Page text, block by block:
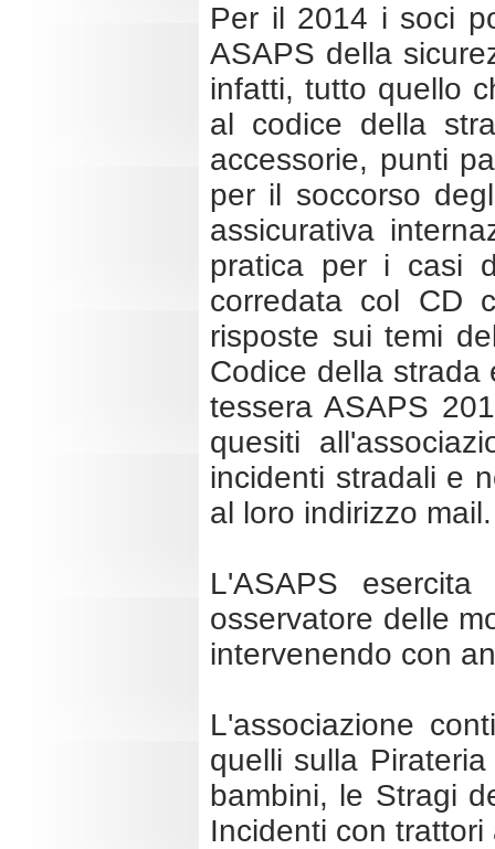
Per il 2014 i soci
ASAPS della
infatti, tutto quello
al codice della
accessorie, punti
per il soccorso
assicurativa
pratica per i casi
corredata col CD
risposte sui temi
Codice della strada
tessera ASAPS
quesiti
incidenti stradali e
al loro indirizzo mail.
L'ASAPS
osservatore delle
intervenendo con
L'associazione
quelli sulla
bambini, le Stragi
Incidenti con